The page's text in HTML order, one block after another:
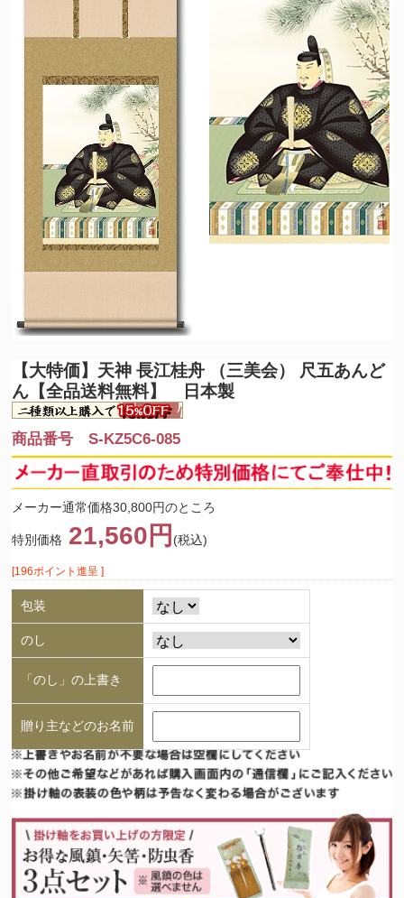
【大特価】 天神 長江桂舟 （三美会） 尺五あんど
ん【全品送料無料】 日本製
商品番号 S-KZ5C6-085
メーカー通常価格30,800円のところ
特別価格 21,560円 (税込)
[196ポイント進呈 ]
包装
のし
「のし」の上書き
贈り主などのお名前